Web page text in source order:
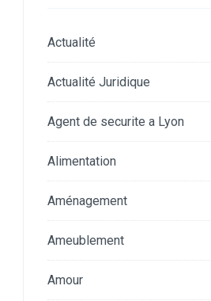
Actualité
Actualité Juridique
Agent de securite a Lyon
Alimentation
Aménagement
Ameublement
Amour